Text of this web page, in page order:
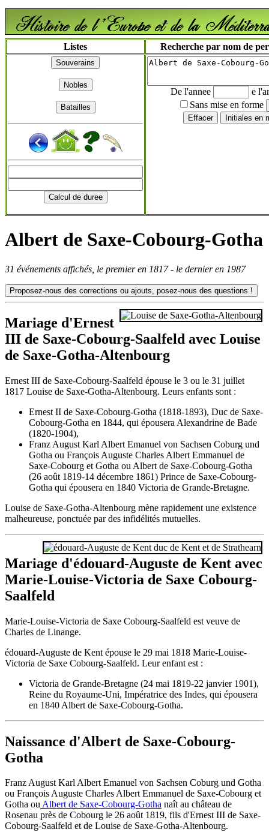
Listes Recherche par nom de
De l'annee
e
Sans mise en forme
Albert de Saxe-Cobourg-Gotha
31 événements affichés, le premier en 1817 - le dernier en 1987
Mariage d'Ernest
III de Saxe-Cobourg-Saalfeld avec Louise
de Saxe-Gotha-Altenbourg
Ernest III de Saxe-Cobourg-Saalfeld épouse le 3 ou le 31 juillet
1817 Louise de Saxe-Gotha-Altenbourg. Leurs enfants sont :
Ernest II de Saxe-Cobourg-Gotha (1818-1893), Duc de Saxe-
Cobourg-Gotha en 1844, qui épousera Alexandrine de Bade
(1820-1904),
Franz August Karl Albert Emanuel von Sachsen Coburg und
Gotha ou François Auguste Charles Albert Emmanuel de
Saxe-Cobourg et Gotha ou Albert de Saxe-Cobourg-Gotha
(26 août 1819-14 décembre 1861) Prince de Saxe-Cobourg-
Gotha qui épousera en 1840 Victoria de Grande-Bretagne.
Louise de Saxe-Gotha-Altenbourg mène rapidement une existence
malheureuse, ponctuée par des infidélités mutuelles.
Mariage d'édouard-Auguste de Kent avec
Marie-Louise-Victoria de Saxe Cobourg-
Saalfeld
Marie-Louise-Victoria de Saxe Cobourg-Saalfeld est veuve de
Charles de Linange.
édouard-Auguste de Kent épouse le 29 mai 1818 Marie-Louise-
Victoria de Saxe Cobourg-Saalfeld. Leur enfant est :
Victoria de Grande-Bretagne (24 mai 1819-22 janvier 1901),
Reine du Royaume-Uni, Impératrice des Indes, qui épousera
en 1840 Albert de Saxe-Cobourg-Gotha.
Naissance d'Albert de Saxe-Cobourg-
Gotha
Franz August Karl Albert Emanuel von Sachsen Coburg und Gotha
ou François Auguste Charles Albert Emmanuel de Saxe-Cobourg et
Gotha ouAlbert de Saxe-Cobourg-Gotha naît au château de
Rosenau près de Cobourg le 26 août 1819, fils d'Ernest III de Saxe-
Cobourg-Saalfeld et de Louise de Saxe-Gotha-Altenbourg.